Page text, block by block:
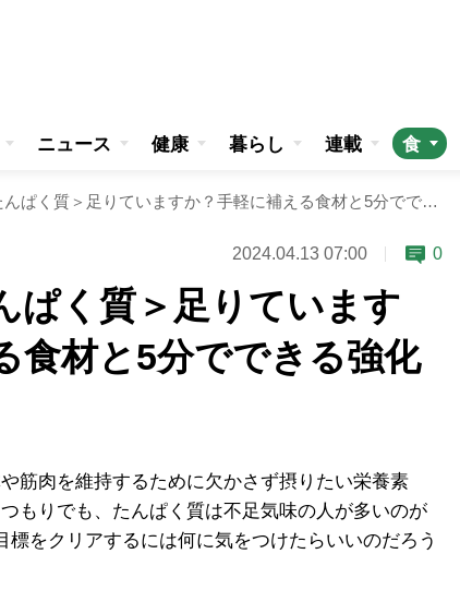
ニュース 健康 暮らし 連載 食
元気の秘訣＜たんぱく質＞足りていますか？手軽に補える食材と5分でできる強化レシピ4選
2024.04.13 07:00 0
ぱく質＞足りています
食材と5分でできる強化
筋肉を維持するために欠かさず摂りたい栄養素
もりでも、たんぱく質は不足気味の人が多いのが
をクリアするには何に気をつけたらいいのだろう